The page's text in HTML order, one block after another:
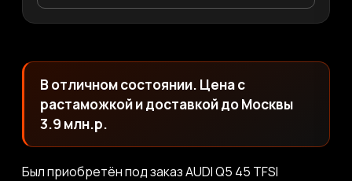
В отличном состоянии. Цена с
растаможкой и доставкой до Москвы
3.9 млн.р.
Был приобретён под заказ AUDI Q5 45 TFSI